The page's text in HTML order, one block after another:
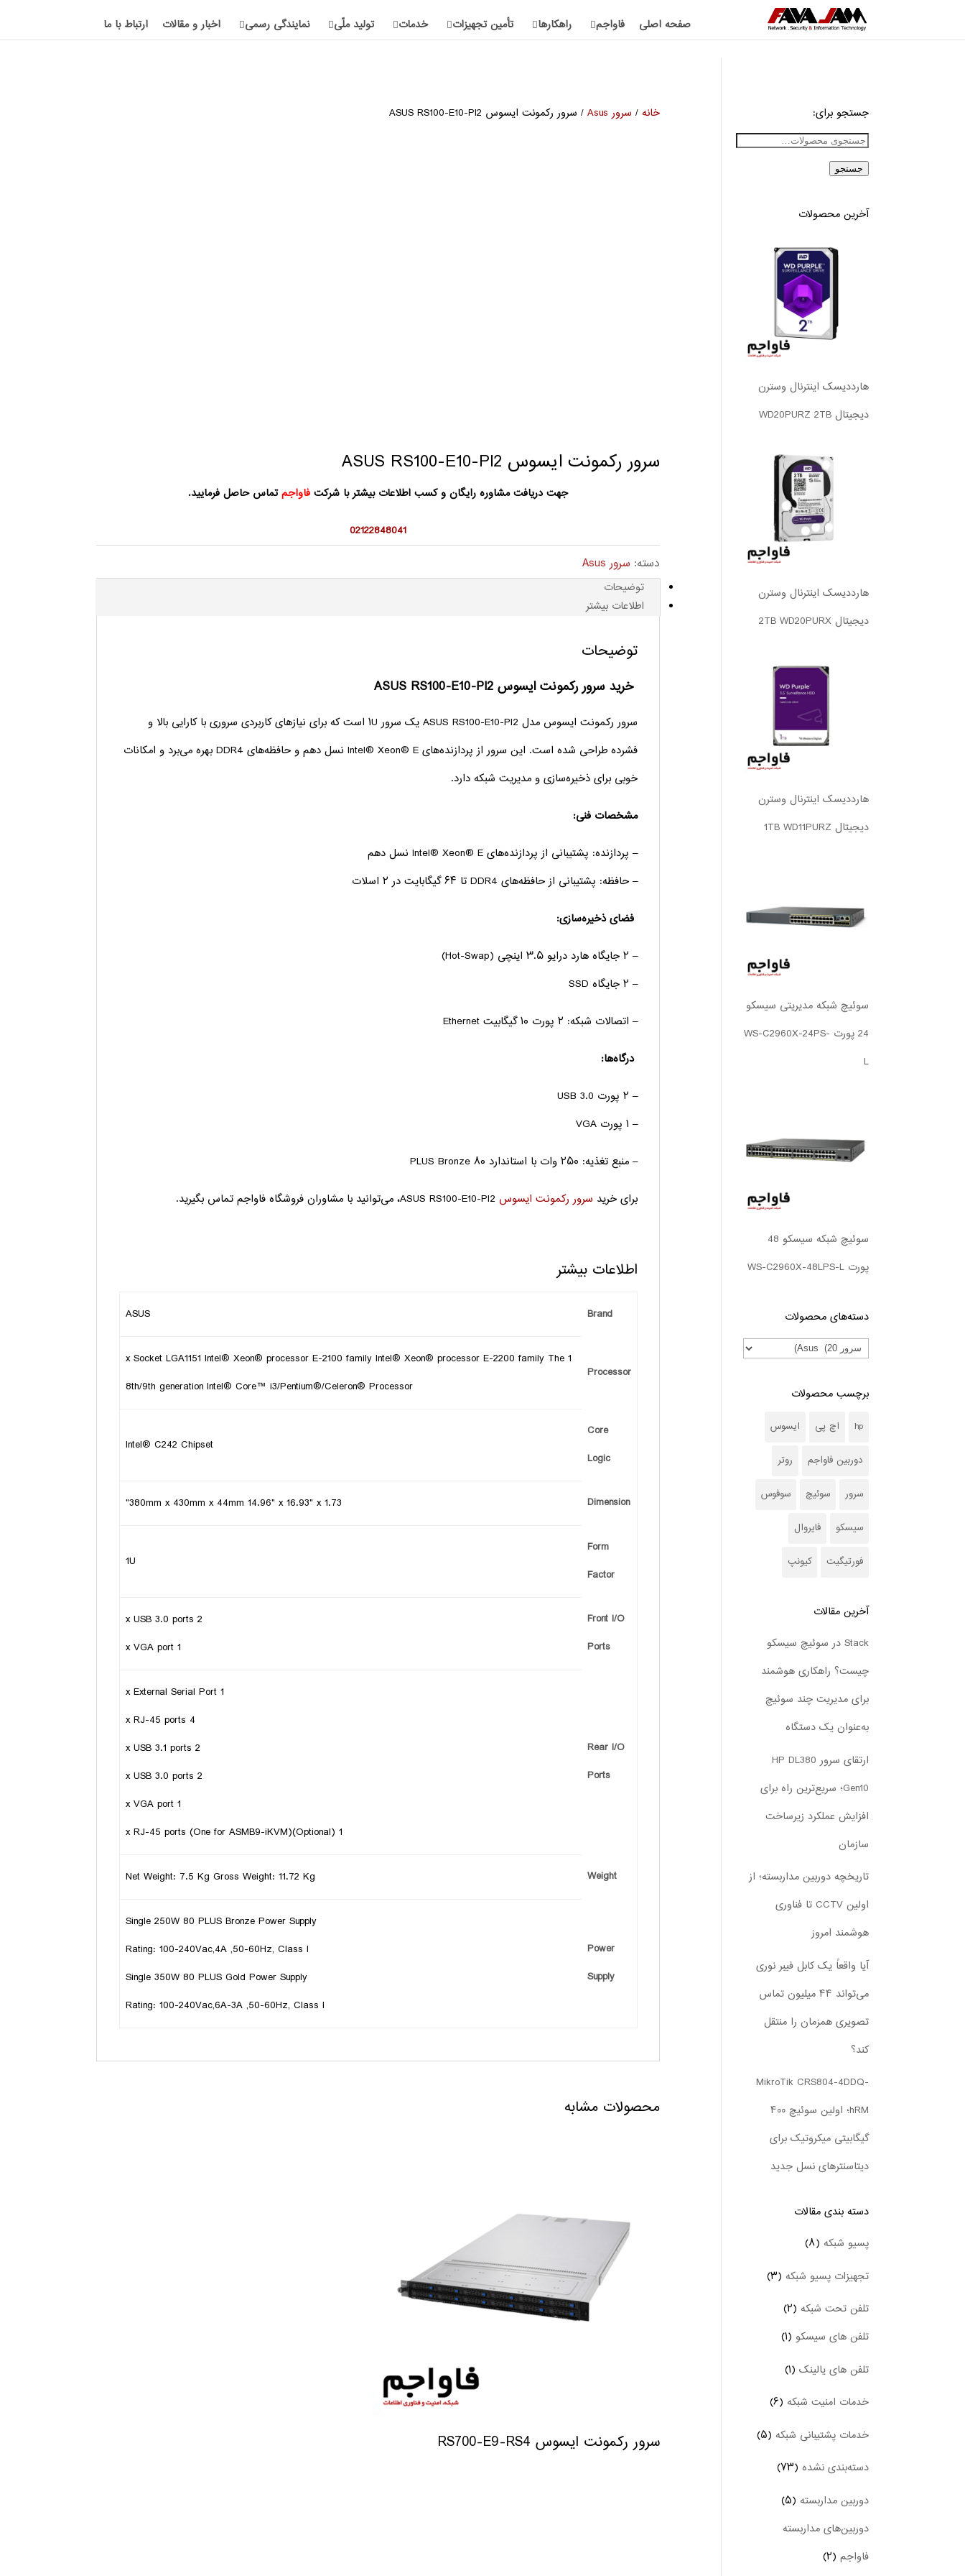
صفحه اصلی فاواجم راهکارها تأمین تجهیزات خدمات تولید ملّی نمایندگی رسمی اخبار و مقالات ارتباط با ما
خانه/ سرور Asus / سرور رکمونت ایسوس ASUS RS100-E10-PI2
سرور رکمونت ایسوس ASUS RS100-E10-PI2
جهت دریافت مشاوره رایگان و کسب اطلاعات بیشتر با شرکت فاواجمتماس حاصل فرمایید.
02122848041
دسته: سرور Asus
توضیحات
اطلاعات بیشتر
توضیحات
خرید سرور رکمونت ایسوس ASUS RS100-E10-PI2
سرور رکمونت ایسوس مدل ASUS RS100-E10-PI2 یک سرور ۱U است که برای نیازهای کاربردی سروری با کارایی بالا و
فشرده طراحی شده است. این سرور از پردازنده‌های Intel® Xeon® E نسل دهم و حافظه‌های DDR4 بهره می‌برد و امکانات
خوبی برای ذخیره‌سازی و مدیریت شبکه دارد.
مشخصات فنی:
– پردازنده: پشتیبانی از پردازنده‌های Intel® Xeon® E نسل دهم
– حافظه: پشتیبانی از حافظه‌های DDR4 تا ۶۴ گیگابایت در ۲ اسلات
فضای ذخیره‌سازی:
– ۲ جایگاه هارد درایو ۳.۵ اینچی (Hot-Swap)
– ۲ جایگاه SSD
– اتصالات شبکه: ۲ پورت ۱۰ گیگابیت Ethernet
درگاه‌ها:
– ۲ پورت USB 3.0
– ۱ پورت VGA
– منبع تغذیه: ۲۵۰ وات با استاندارد ۸۰ PLUS Bronze
برای خرید سرور رکمونت ایسوس
اطلاعات بیشتر
Brand
ASUS
Processor
1 x Socket LGA1151 Intel® Xeon® processor E-2100 family Intel® Xeon® processor E-2200 family The
8th/9th generation Intel® Core™ i3/Pentium®/Celeron® Processor
Core
Logic
Intel® C242 Chipset
Dimension
380mm x 430mm x 44mm 14.96" x 16.93" x 1.73"
Form
Factor
1U
Front I/O
Ports
2 x USB 3.0 ports
1 x VGA port
Rear I/O
Ports
1 x External Serial Port
4 x RJ-45 ports
2 x USB 3.1 ports
2 x USB 3.0 ports
1 x VGA port
1 x RJ-45 ports (One for ASMB9-iKVM)(Optional)
Weight
Net Weight: 7.5 Kg Gross Weight: 11.72 Kg
Power
Supply
Single 250W 80 PLUS Bronze Power Supply
Rating: 100-240Vac,4A ,50-60Hz, Class I
Single 350W 80 PLUS Gold Power Supply
Rating: 100-240Vac,6A-3A ,50-60Hz, Class I
محصولات مشابه
سرور رکمونت ایسوس RS700-E9-RS4
جستجو برای:
جستجو
آخرین محصولات
هارددیسک اینترنال وسترن
دیجیتال WD20PURZ 2TB
هارددیسک اینترنال وسترن
دیجیتال 2TB WD20PURX
هارددیسک اینترنال وسترن
دیجیتال 1TB WD11PURZ
سوئیچ شبکه مدیریتی سیسکو
24 پورت WS-C2960X-24PS-
L
سوئیچ شبکه سیسکو 48
پورت WS-C2960X-48LPS-L
دسته‌های محصولات
برچسب محصولات
hp اچ پی ایسوس
دوربین فاواجم روتر
سرور سوئیچ سوفوس
سیسکو فایروال
فورتیگیت کیونپ
آخرین مقالات
Stack در سوئیچ سیسکو
چیست؟ راهکاری هوشمند
برای مدیریت چند سوئیچ
به‌عنوان یک دستگاه
ارتقای سرور HP DL380
Gen10؛ سریع‌ترین راه برای
افزایش عملکرد زیرساخت
سازمان
تاریخچه دوربین مداربسته؛ از
اولین CCTV تا فناوری
هوشمند امروز
آیا واقعاً یک کابل فیبر نوری
می‌تواند ۴۴ میلیون تماس
تصویری همزمان را منتقل
کند؟
MikroTik CRS804-4DDQ-
hRM؛ اولین سوئیچ ۴۰۰
گیگابیتی میکروتیک برای
دیتاسنترهای نسل جدید
دسته بندی‌ مقالات
پسیو شبکه (۸)
تجهیزات پسیو شبکه (۳)
تلفن تحت شبکه (۲)
تلفن های سیسکو (۱)
تلفن های یالینک (۱)
خدمات امنیت شبکه (۶)
خدمات پشتیبانی شبکه (۵)
دسته‌بندی نشده (۷۳)
دوربین‌ مداربسته (۵)
دوربین‌های مداربسته
فاواجم (۲)